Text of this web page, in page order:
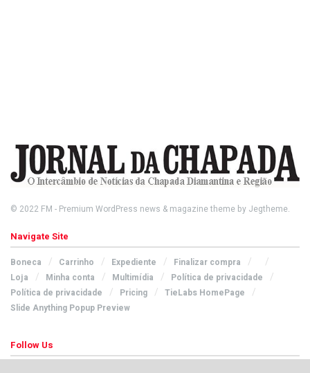
© 2022 FM - Premium WordPress news & magazine theme by Jegtheme.
Navigate Site
Boneca Carrinho Expediente
Finalizar compra
Loja
Minha conta Multimídia
Política de privacidade
Política de privacidade
Pricing
TieLabs HomePage
Slide Anything Popup Preview
Follow Us